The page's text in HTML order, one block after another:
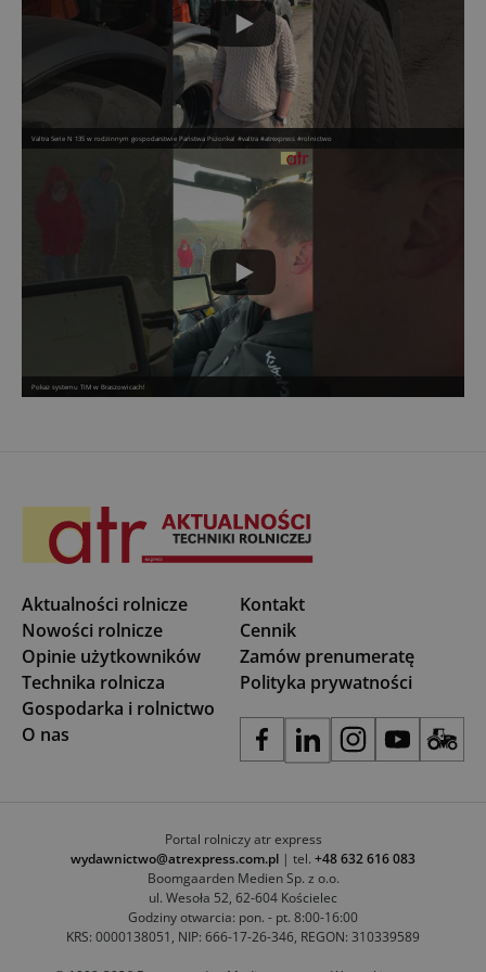
Valtra Serie N 135 w rodzinnym gospodarstwie Państwa Pszonka! #valtra #atrexpress #rolnictwo
Pokaz systemu TIM w Braszowicach!
Aktualności rolnicze
Nowości rolnicze
Opinie użytkowników
Technika rolnicza
Gospodarka i rolnictwo
O nas
Kontakt
Cennik
Zamów prenumeratę
Polityka prywatności
Portal rolniczy atr express
wydawnictwo@atrexpress.com.pl | tel. +48 632 616 083
Boomgaarden Medien Sp. z o.o.
ul. Wesoła 52, 62-604 Kościelec
Godziny otwarcia: pon. - pt. 8:00-16:00
KRS: 0000138051, NIP: 666-17-26-346, REGON: 310339589